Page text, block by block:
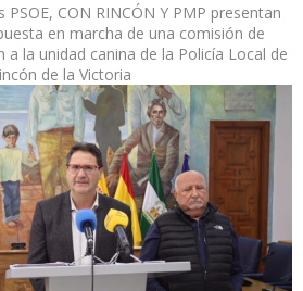
CON RINCÓN Y PMP presentan
en marcha de una comisión de
a la unidad canina de la Policía Local de
de la Victoria